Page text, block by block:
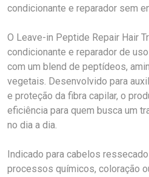
condicionante e reparador sem
O Leave-in Peptide Repair Hair
condicionante e reparador de
com um blend de peptídeos,
vegetais. Desenvolvido para
e proteção da fibra capilar, o
eficiência para quem busca um
no dia a dia.
Indicado para cabelos
processos químicos, coloração